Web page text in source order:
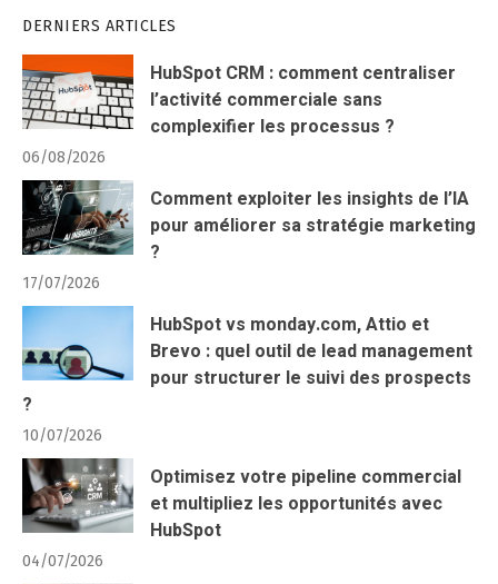
DERNIERS ARTICLES
HubSpot CRM : comment centraliser
l’activité commerciale sans
complexifier les processus ?
06/08/2026
Comment exploiter les insights de l’IA
pour améliorer sa stratégie marketing
?
17/07/2026
HubSpot vs monday.com, Attio et
Brevo : quel outil de lead management
pour structurer le suivi des prospects
?
10/07/2026
Optimisez votre pipeline commercial
et multipliez les opportunités avec
HubSpot
04/07/2026